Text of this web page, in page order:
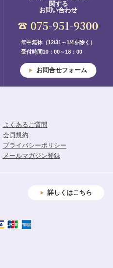
関する
お問い合わせ
075-951-9300
年中無休（12/31～1/4を除く）
受付時間10：00～18：00
お問合せフォーム
よくあるご質問
会員規約
プライバシーポリシー
メールマガジン登録
詳しくはこちら